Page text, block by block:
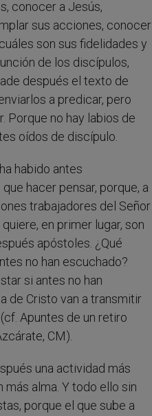
conocer a Jesús,
sus acciones, conocer
son sus fidelidades y
de los discípulos,
después el texto de
a predicar, pero
Porque no hay labios de
oídos de discípulo.
habido antes
hacer pensar, porque, a
trabajadores del Señor
en primer lugar, son
apóstoles. ¿Qué
no han escuchado?
si antes no han
de Cristo van a transmitir
Apuntes de un retiro
CM).
una actividad más
más alma. Y todo ello sin
porque el que sube a